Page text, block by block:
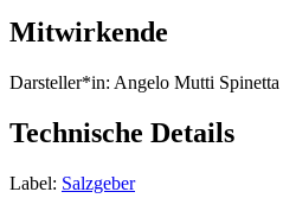
Mitwirkende
Darsteller*in: Angelo Mutti Spinetta
Technische Details
Label: Salzgeber